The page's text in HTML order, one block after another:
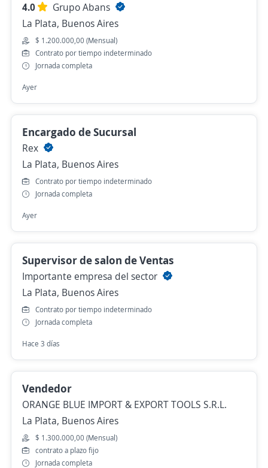
4.0
Grupo Abans
La Plata, Buenos Aires
$ 1.200.000,00 (Mensual)
Contrato por tiempo indeterminado
Jornada completa
Ayer
Encargado de Sucursal
Rex
La Plata, Buenos Aires
Contrato por tiempo indeterminado
Jornada completa
Ayer
Supervisor de salon de Ventas
Importante empresa del sector
La Plata, Buenos Aires
Contrato por tiempo indeterminado
Jornada completa
Hace 3 días
Vendedor
ORANGE BLUE IMPORT & EXPORT TOOLS S.R.L.
La Plata, Buenos Aires
$ 1.300.000,00 (Mensual)
contrato a plazo fijo
Jornada completa